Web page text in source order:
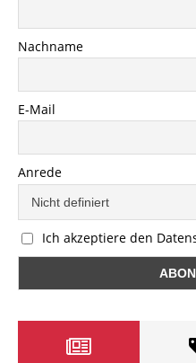
Nachname
E-Mail
Anrede
Ich akzeptiere den